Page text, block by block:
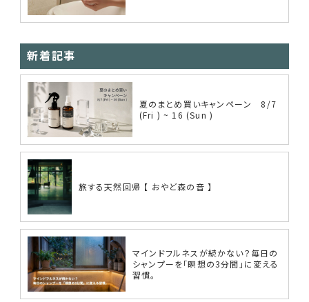
新着記事
夏のまとめ買いキャンペーン 8/7
(Fri ) ~ 16 (Sun )
旅する天然回帰 【 おやど森の音 】
マインドフルネスが続かない？毎日の
シャンプーを「瞑想の3分間」に変える
習慣。